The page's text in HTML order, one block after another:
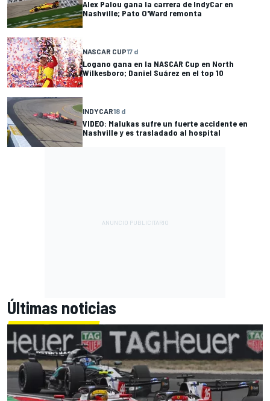
Alex Palou gana la carrera de IndyCar en
Nashville; Pato O'Ward remonta
NASCAR CUP17 d
Logano gana en la NASCAR Cup en North
Wilkesboro; Daniel Suárez en el top 10
INDYCAR18 d
VIDEO: Malukas sufre un fuerte accidente en
Nashville y es trasladado al hospital
Últimas noticias